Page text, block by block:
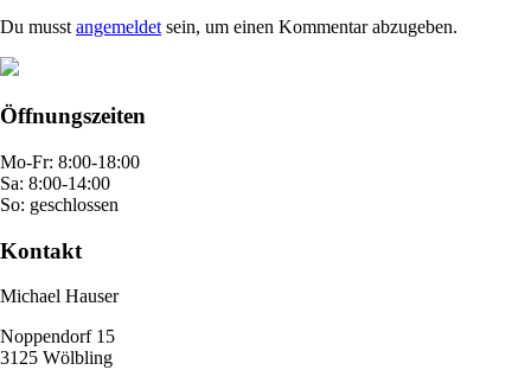
Du musst angemeldet sein, um einen Kommentar abzugeben.
Öffnungszeiten
Mo-Fr: 8:00-18:00
Sa: 8:00-14:00
So: geschlossen
Kontakt
Michael Hauser
Noppendorf 15
3125 Wölbling